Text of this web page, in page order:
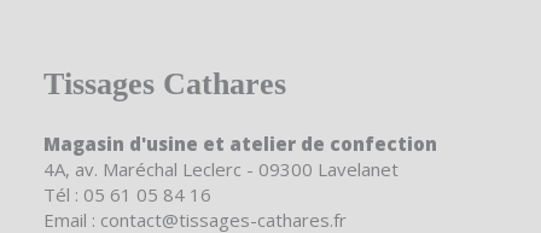
Tissages Cathares
Magasin d'usine et atelier de confection
4A, av. Maréchal Leclerc - 09300 Lavelanet
Tél : 05 61 05 84 16
Email : contact@tissages-cathares.fr